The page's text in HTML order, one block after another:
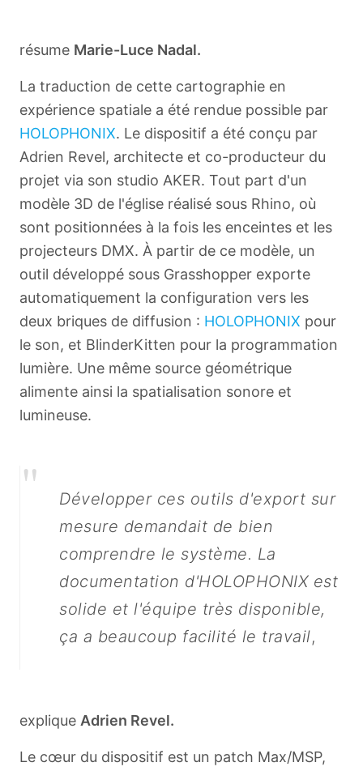
résume Marie-Luce Nadal.
La traduction de cette cartographie en
expérience spatiale a été rendue possible par
HOLOPHONIX. Le dispositif a été conçu par
Adrien Revel, architecte et co-producteur du
projet via son studio AKER. Tout part d'un
modèle 3D de l'église réalisé sous Rhino, où
sont positionnées à la fois les enceintes et les
projecteurs DMX. À partir de ce modèle, un
outil développé sous Grasshopper exporte
automatiquement la configuration vers les
deux briques de diffusion : HOLOPHONIX pour
le son, et BlinderKitten pour la programmation
lumière. Une même source géométrique
alimente ainsi la spatialisation sonore et
lumineuse.
"
Développer ces outils d'export sur
mesure demandait de bien
comprendre le système. La
documentation d'HOLOPHONIX est
solide et l'équipe très disponible,
ça a beaucoup facilité le travail,
explique Adrien Revel.
Le cœur du dispositif est un patch Max/MSP,